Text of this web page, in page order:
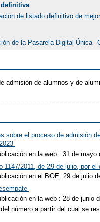
de listado definitivo de
de la Pasarela Digital Única
admisión de alumnos y de
sobre el proceso de admisión
en la web : 31 de mayo
1147/2011, de 29 de julio, por
en el BOE: 29 de julio
en la web : 28 de junio
número a partir del cual se